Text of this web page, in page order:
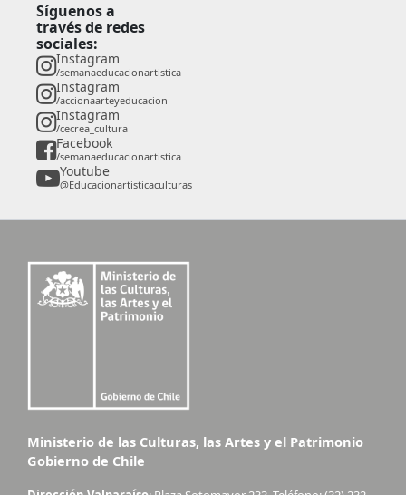
Síguenos a
través de redes
sociales:
Instagram
/semanaeducacionartistica
Instagram
/accionaarteyeducacion
Instagram
/cecrea_cultura
Facebook
/semanaeducacionartistica
Youtube
@Educacionartisticaculturas
Ministerio de las Culturas, las Artes y el Patrimonio
Gobierno de Chile